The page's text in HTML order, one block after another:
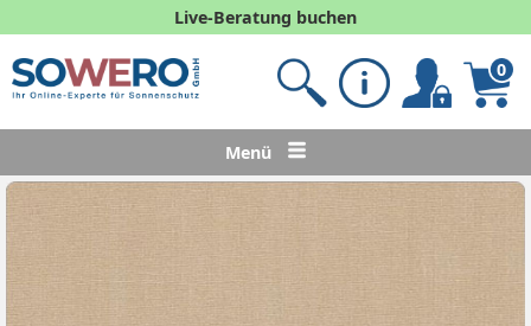
Live-Beratung buchen
0
Menü